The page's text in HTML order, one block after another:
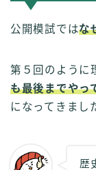
公開模試ではな
第５回のように
も最後までやっ
になってきまし
歴